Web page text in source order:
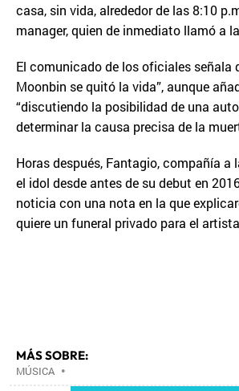
casa, sin vida, alrededor de las 8:10
manager, quien de inmediato llamó a
El comunicado de los oficiales señala
Moonbin se quitó la vida”, aunque
“discutiendo la posibilidad de una
determinar la causa precisa de la
Horas después, Fantagio, compañía a
el idol desde antes de su debut en
noticia con una nota en la que
quiere un funeral privado para el
MÁS SOBRE:
MÚSICA •